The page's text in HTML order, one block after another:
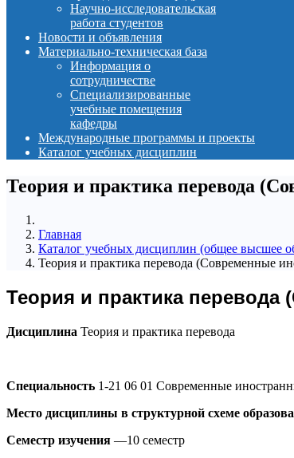
Научно-исследовательская
работа студентов
Новости и объявления
Материально-техническая база
Информация о
сотрудничестве
Специализированные
учебные помещения
кафедры
Международные программы и проекты
Каталог учебных дисциплин
Теория и практика перевода
Главная
Каталог учебных дисциплин (общее высшее
Теория и практика перевода (Современные
Теория и практика
Дисциплина Теория и практика перевода
Специальность 1-21 06 01 Современные
Место дисциплины в структурной схеме
Семестр изучения —10 семестр